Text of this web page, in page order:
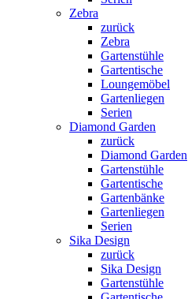
Zebra
zurück
Zebra
Gartenstühle
Gartentische
Loungemöbel
Gartenliegen
Serien
Diamond Garden
zurück
Diamond Garden
Gartenstühle
Gartentische
Gartenbänke
Gartenliegen
Serien
Sika Design
zurück
Sika Design
Gartenstühle